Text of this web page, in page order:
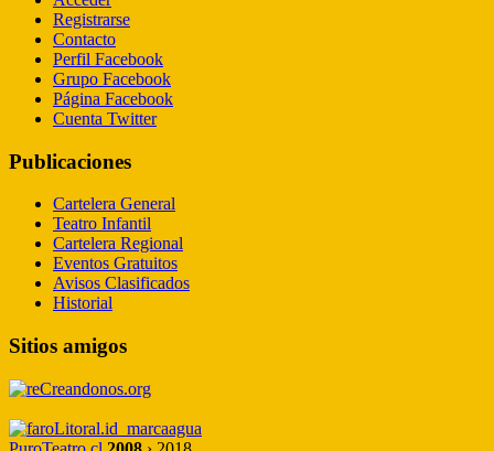
Registrarse
Contacto
Perfil Facebook
Grupo Facebook
Página Facebook
Cuenta Twitter
Publicaciones
Cartelera General
Teatro Infantil
Cartelera Regional
Eventos Gratuitos
Avisos Clasificados
Historial
Sitios amigos